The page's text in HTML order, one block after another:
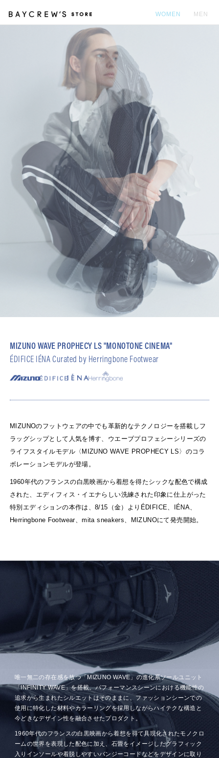
WOMEN MEN
MIZUNO WAVE PROPHECY LS "MONOTONE CINEMA"
ÉDIFICE IÉNA Curated by Herringbone Footwear
MIZUNOのフットウェアの中でも革新的なテクノロジーを搭載しフ
ラッグシップとして人気を博す、ウエーブプロフェシーシリーズの
ライフスタイルモデル〈MIZUNO WAVE PROPHECY LS〉のコラ
ボレーションモデルが登場。
1960年代のフランスの白黒映画から着想を得たシックな配色で構成
された、エディフィス・イエナらしい洗練された印象に仕上がった
特別エディションの本作は、8/15（金）よりÉDIFICE、IÉNA、
Herringbone Footwear、mita sneakers、MIZUNOにて発売開始。
唯一無二の存在感を放つ「MIZUNO WAVE」の進化系ソールユニット
「INFINITY WAVE」を搭載。パフォーマンスシーンにおける機能性の
追求から生まれたシルエットはそのままに、ファッションシーンでの
使用に特化した材料やカラーリングを採用しながらハイテクな構造と
今どきなデザイン性を融合させたプロダクト。
1960年代のフランスの白黒映画から着想を得て具現化されたモノクロ
ームの世界を表現した配色に加え、石畳をイメージしたグラフィック
入りインソールや着脱しやすいバンジーコードなどをデザインに取り